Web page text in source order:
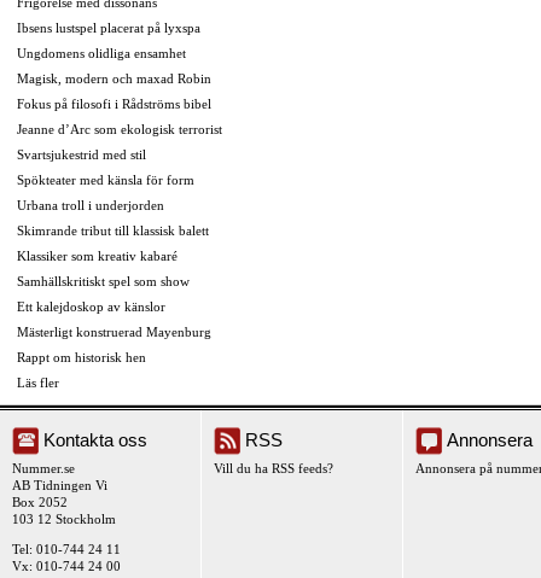
Ibsens lustspel placerat på lyxspa
Ungdomens olidliga ensamhet
Magisk, modern och maxad Robin
Fokus på filosofi i Rådströms bibel
Jeanne d’Arc som ekologisk terrorist
Svartsjukestrid med stil
Spökteater med känsla för form
Urbana troll i underjorden
Skimrande tribut till klassisk balett
Klassiker som kreativ kabaré
Samhällskritiskt spel som show
Ett kalejdoskop av känslor
Mästerligt konstruerad Mayenburg
Rappt om historisk hen
Läs fler
Kontakta oss
Nummer.se
AB Tidningen Vi
Box 2052
103 12 Stockholm
Tel: 010-744 24 11
Vx: 010-744 24 00
RSS
Vill du ha RSS feeds?
Annonsera
Annonsera på